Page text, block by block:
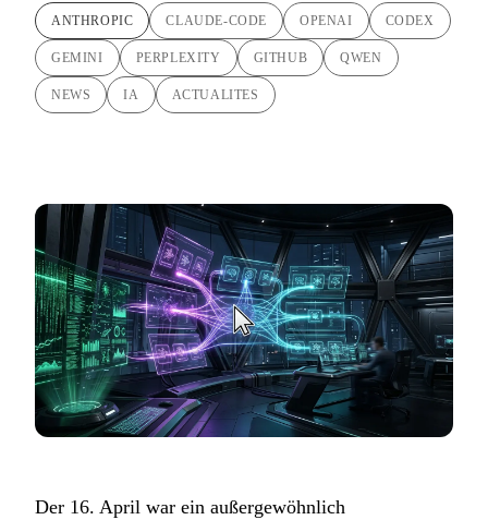
ANTHROPIC CLAUDE-CODE OPENAI CODEX
GEMINI PERPLEXITY GITHUB QWEN
NEWS IA ACTUALITES
Der 16. April war ein außergewöhnlich